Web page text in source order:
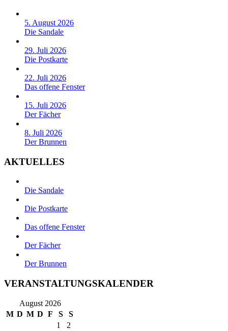
5. August 2026
Die Sandale
29. Juli 2026
Die Postkarte
22. Juli 2026
Das offene Fenster
15. Juli 2026
Der Fächer
8. Juli 2026
Der Brunnen
AKTUELLES
Die Sandale
Die Postkarte
Das offene Fenster
Der Fächer
Der Brunnen
VERANSTALTUNGSKALENDER
August 2026
M D M D F S S
1
2